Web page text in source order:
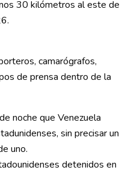
30 kilómetros al este de
camarógrafos,
de prensa dentro de la
noche que Venezuela
sin precisar un
uno.
detenidos en